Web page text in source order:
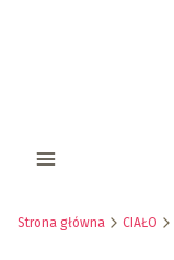
Strona główna CIAŁO